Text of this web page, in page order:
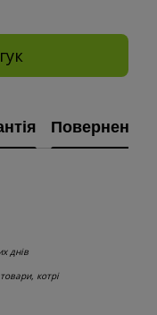
Повернення
днів
котрі